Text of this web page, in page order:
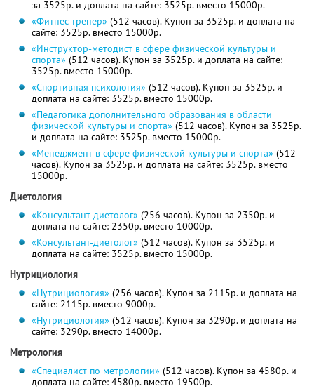
за 3525р. и доплата на сайте: 3525р. вместо 15000р.
«Фитнес-тренер» (512 часов). Купон за 3525р. и доплата на
сайте: 3525р. вместо 15000р.
«Инструктор-методист в сфере физической культуры и
спорта» (512 часов). Купон за 3525р. и доплата на сайте:
3525р. вместо 15000р.
«Спортивная психология» (512 часов). Купон за 3525р. и
доплата на сайте: 3525р. вместо 15000р.
«Педагогика дополнительного образования в области
физической культуры и спорта» (512 часов). Купон за 3525р.
и доплата на сайте: 3525р. вместо 15000р.
«Менеджмент в сфере физической культуры и спорта» (512
часов). Купон за 3525р. и доплата на сайте: 3525р. вместо
15000р.
Диетология
«Консультант-диетолог» (256 часов). Купон за 2350р. и
доплата на сайте: 2350р. вместо 10000р.
«Консультант-диетолог» (512 часов). Купон за 3525р. и
доплата на сайте: 3525р. вместо 15000р.
Нутрициология
«Нутрициология» (256 часов). Купон за 2115р. и доплата на
сайте: 2115р. вместо 9000р.
«Нутрициология» (512 часов). Купон за 3290р. и доплата на
сайте: 3290р. вместо 14000р.
Метрология
«Специалист по метрологии» (512 часов). Купон за 4580р. и
доплата на сайте: 4580р. вместо 19500р.